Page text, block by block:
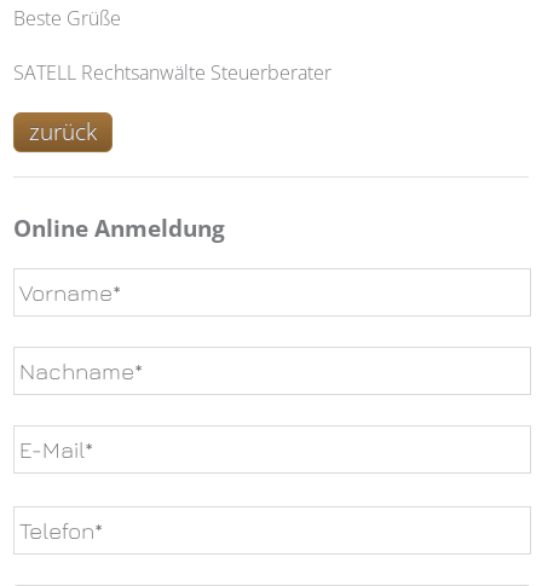
Beste Grüße
SATELL Rechtsanwälte Steuerberater
zurück
Online Anmeldung
lasse
dieses
Feld